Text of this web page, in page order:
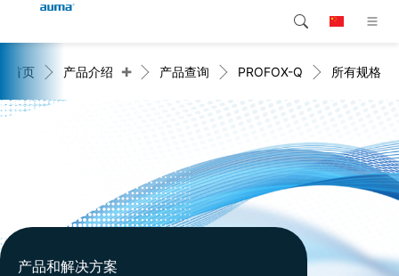
产品介绍
服务支持
公司简介
Global
北美
搜索
首页 产品介绍 + 产品查询 PROFOX-Q 所有规格
产品和解决方案